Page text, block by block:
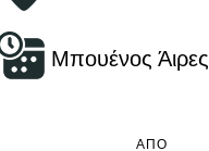
Μπουένος Άιρες
ΑΠΌ